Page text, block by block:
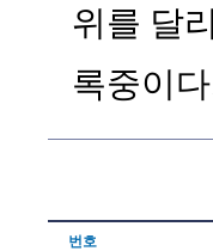
위를 달
록중이
번호